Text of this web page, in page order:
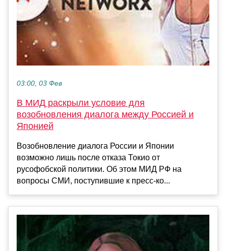
03:00, 03 Фев
В МИД раскрыли условие для
возобновления диалога между Россией и
Японией
Возобновление диалога России и Японии
возможно лишь после отказа Токио от
русофобской политики. Об этом МИД РФ на
вопросы СМИ, поступившие к пресс-ко...